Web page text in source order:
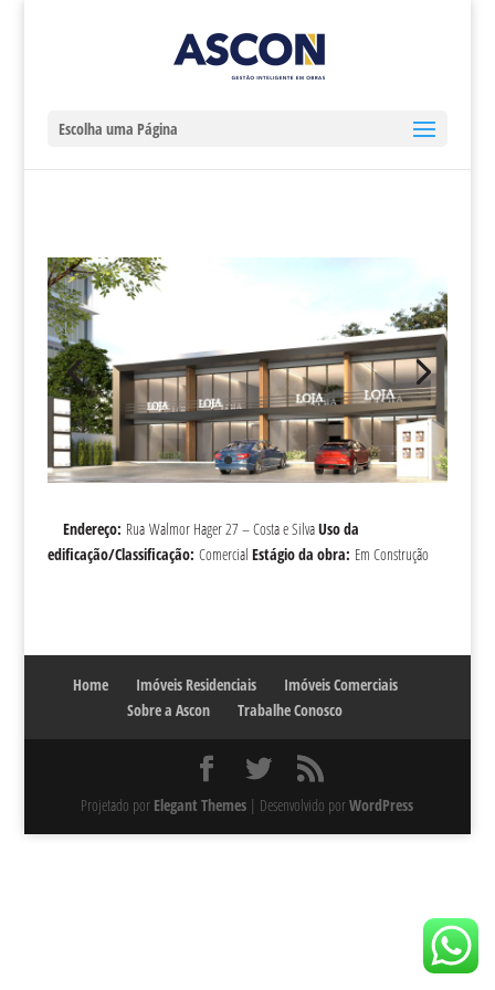
Escolha uma Página
Endereço: Rua Walmor Hager 27 – Costa e SilvaUso da
edificação/Classificação: Comercial Estágio da obra: Em Construção
Home Imóveis Residenciais
Imóveis Comerciais
Sobre a Ascon
Trabalhe Conosco
Projetado por Elegant Themes | Desenvolvido porWordPress